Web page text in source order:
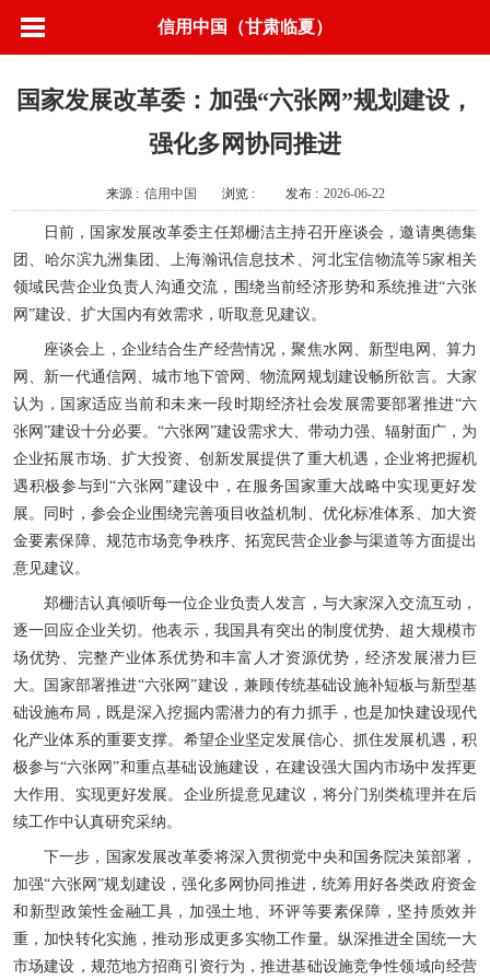
信用中国（甘肃临夏）
国家发展改革委：加强“六张网”规划建设，
强化多网协同推进
来源 : 信用中国 浏览 : 发布 : 2026-06-22
日前，国家发展改革委主任郑栅洁主持召开座谈会，邀请奥德集
团、哈尔滨九洲集团、上海瀚讯信息技术、河北宝信物流等5家相关
领域民营企业负责人沟通交流，围绕当前经济形势和系统推进“六张
网”建设、扩大国内有效需求，听取意见建议。
座谈会上，企业结合生产经营情况，聚焦水网、新型电网、算力
网、新一代通信网、城市地下管网、物流网规划建设畅所欲言。大家
认为，国家适应当前和未来一段时期经济社会发展需要部署推进“六
张网”建设十分必要。“六张网”建设需求大、带动力强、辐射面广，为
企业拓展市场、扩大投资、创新发展提供了重大机遇，企业将把握机
遇积极参与到“六张网”建设中，在服务国家重大战略中实现更好发
展。同时，参会企业围绕完善项目收益机制、优化标准体系、加大资
金要素保障、规范市场竞争秩序、拓宽民营企业参与渠道等方面提出
意见建议。
郑栅洁认真倾听每一位企业负责人发言，与大家深入交流互动，
逐一回应企业关切。他表示，我国具有突出的制度优势、超大规模市
场优势、完整产业体系优势和丰富人才资源优势，经济发展潜力巨
大。国家部署推进“六张网”建设，兼顾传统基础设施补短板与新型基
础设施布局，既是深入挖掘内需潜力的有力抓手，也是加快建设现代
化产业体系的重要支撑。希望企业坚定发展信心、抓住发展机遇，积
极参与“六张网”和重点基础设施建设，在建设强大国内市场中发挥更
大作用、实现更好发展。企业所提意见建议，将分门别类梳理并在后
续工作中认真研究采纳。
下一步，国家发展改革委将深入贯彻党中央和国务院决策部署，
加强“六张网”规划建设，强化多网协同推进，统筹用好各类政府资金
和新型政策性金融工具，加强土地、环评等要素保障，坚持质效并
重，加快转化实施，推动形成更多实物工作量。纵深推进全国统一大
市场建设，规范地方招商引资行为，推进基础设施竞争性领域向经营